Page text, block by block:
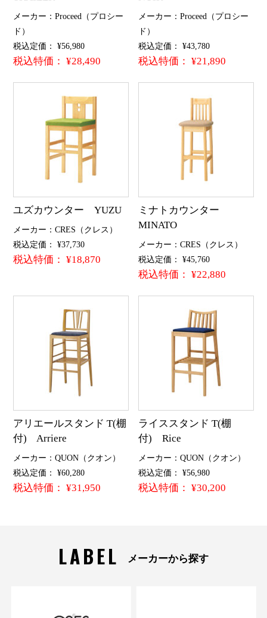
メーカー：Proceed（プロシー
ド）
税込定価： ¥56,980
税込特価： ¥28,490
メーカー：Proceed（プロシー
ド）
税込定価： ¥43,780
税込特価： ¥21,890
ユズカウンター YUZU
メーカー：CRES（クレス）
税込定価： ¥37,730
税込特価： ¥18,870
ミナトカウンター
MINATO
メーカー：CRES（クレス）
税込定価： ¥45,760
税込特価： ¥22,880
アリエールスタンド T(棚
付) Arriere
メーカー：QUON（クオン）
税込定価： ¥60,280
税込特価： ¥31,950
ライススタンド T(棚
付) Rice
メーカー：QUON（クオン）
税込定価： ¥56,980
税込特価： ¥30,200
LABEL メーカーから探す